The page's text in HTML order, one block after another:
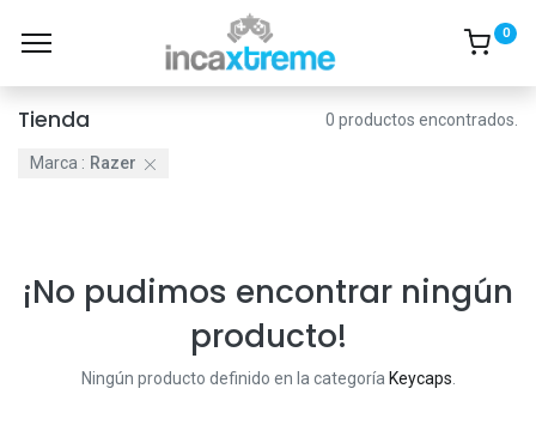
0
Tienda 0 productos encontrados.
Marca : Razer
¡No pudimos encontrar ningún
producto!
Ningún producto definido en la categoría Keycaps.